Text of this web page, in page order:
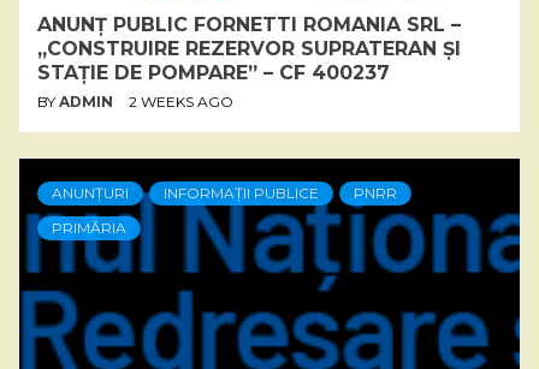
ANUNȚ PUBLIC FORNETTI ROMANIA SRL –
„CONSTRUIRE REZERVOR SUPRATERAN ȘI
STAȚIE DE POMPARE” – CF 400237
BY ADMIN 2 WEEKS AGO
ANUNȚURI INFORMAȚII PUBLICE
PNRR
PRIMĂRIA